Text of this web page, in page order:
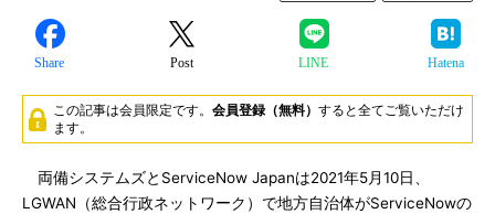
Share Post LINE Hatena
この記事は会員限定です。 会員登録（無料） すると全てご覧いただけ
ます。
両備システムズとServiceNow Japanは2021年5月10日、
LGWAN（総合行政ネットワーク）で地方自治体がServiceNowの